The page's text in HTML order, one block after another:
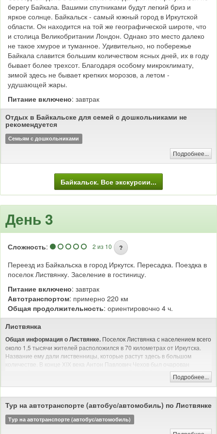
берегу Байкала. Вашими спутниками будут легкий бриз и
яркое солнце. Байкальск - самый южный город в Иркутской
области. Он находится на той же географической широте, что
и столица Великобритании Лондон. Однако это место далеко
не такое хмурое и туманное. Удивительно, но побережье
Байкала славится большим количеством ясных дней, их в году
бывает более трехсот. Благодаря особому микроклимату,
зимой здесь не бывает крепких морозов, а летом -
удушающей жары.
Питание включено: завтрак
Отдых в Байкальске для семей с дошкольниками не
рекомендуется
Семьям с дошкольниками
Подробнее...
Байкальск. Все экскурсии...
День 3
Сложность: 2 из 10 ?
Переезд из Байкальска в город Иркутск. Пересадка. Поездка в
поселок Листвянку. Заселение в гостиницу.
Питание включено: завтрак
Автотранспортом: примерно 220 км
Общая продолжительность: ориентировочно 4 ч.
Листвянка
Общая информация о Листвянке. Поселок Листвянка с населением всего
около 1,5 тысячи жителей расположился в 70 километрах от Иркутска.
Название ему дали лиственницы, которые растут здесь в большом
количестве. В конце XIX века Антон Павлович Чехов был очарован
красотой этих мест, сравнивая поселение с Ялтой. Сегодня Листвянка
считается одним из самых посещаемых мест на побережье озера Байкал.
туристам, уважающим комфортный отдых. Вас ждет развитая
инфраструктура, отели любого уровня - от эконом до люкс, большое
количество кафе, магазинов и сувенирных лавочек. Не заскучают здесь и
любители активного отдыха. Листвянка предлагает множество
Подробнее...
Тур на автотранспорте (автобус/автомобиль) по Листвянке
Тур на автотранспорте (автобус/автомобиль)